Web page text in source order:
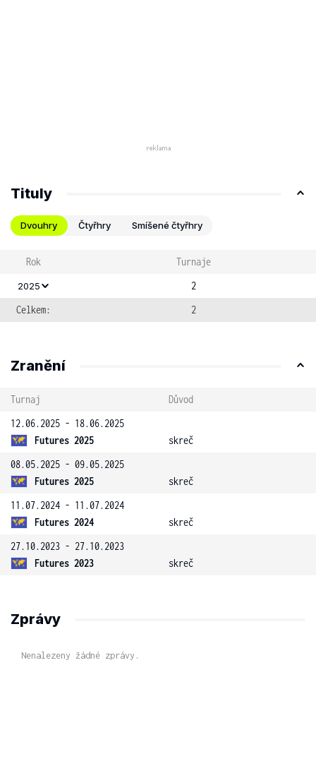
Tituly
Dvouhry Čtyřhry Smíšené čtyřhry
Rok Turnaje
2025
2
Celkem:
2
Zranění
Turnaj
Důvod
12.06.2025 - 18.06.2025
Futures 2025
skreč
08.05.2025 - 09.05.2025
Futures 2025
skreč
11.07.2024 - 11.07.2024
Futures 2024
skreč
27.10.2023 - 27.10.2023
Futures 2023
skreč
Zprávy
Nenalezeny žádné zprávy.